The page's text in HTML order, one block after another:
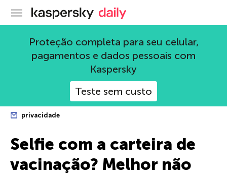
Blog oficial da Kaspersky
Proteção completa para seu celular,
pagamentos e dados pessoais com
Kaspersky
Teste sem custo
privacidade
Selfie com a carteira de
vacinação? Melhor não